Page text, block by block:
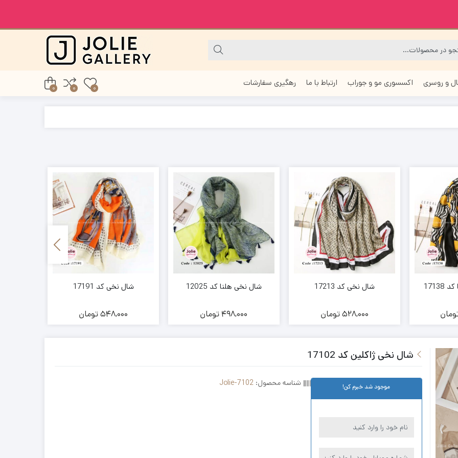
و روسری اکسسوری مو و جوراب ارتباط با ما رهگیری سفارشات
0
0
0
شال نخی کد 17213
528,000تومان
شال نخی هلنا کد 12025
498,000 تومان
شال نخی کد 17191
548,000تومان
شال نخی ژاکلین کد 17102
موجود شد خبرم کن! شناسه محصول:Jolie-7102